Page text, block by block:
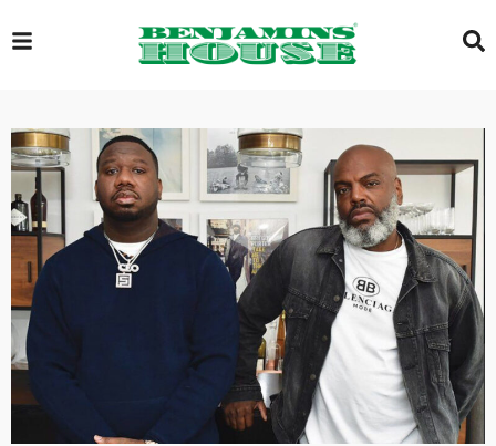
EXCLUSIVE
GLOBAL
VIDEOS
GALLERY